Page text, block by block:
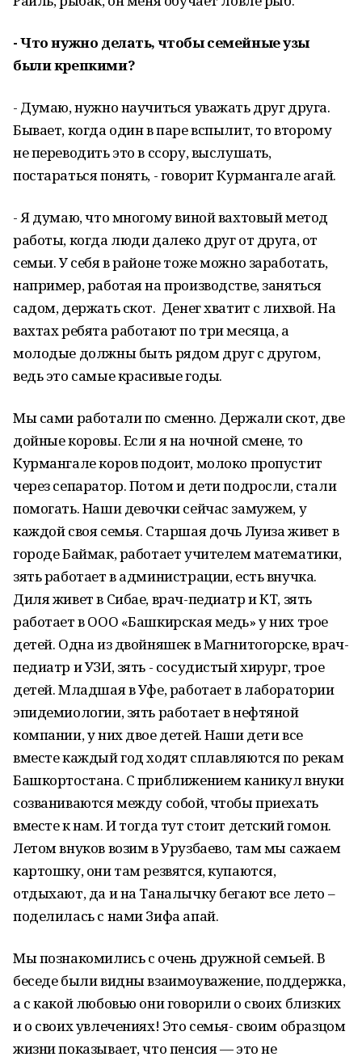
- Что нужно делать, чтобы семейные узы
были крепкими?
- Думаю, нужно научиться уважать друг друга.
Бывает, когда один в паре вспылит, то второму
не переводить это в ссору, выслушать,
постараться понять, - говорит Курмангале агай.
- Я думаю, что многому виной вахтовый метод
работы, когда люди далеко друг от друга, от
семьи. У себя в районе тоже можно заработать,
например, работая на производстве, заняться
садом, держать скот. Денег хватит с лихвой. На
вахтах ребята работают по три месяца, а
молодые должны быть рядом друг с другом,
ведь это самые красивые годы.
Мы сами работали по сменно. Держали скот, две
дойные коровы. Если я на ночной смене, то
Курмангале коров подоит, молоко пропустит
через сепаратор. Потом и дети подросли, стали
помогать. Наши девочки сейчас замужем, у
каждой своя семья. Старшая дочь Луиза живет в
городе Баймак, работает учителем математики,
зять работает в администрации, есть внучка.
Диля живет в Сибае, врач-педиатр и КТ, зять
работает в ООО «Башкирская медь» у них трое
детей. Одна из двойняшек в Магнитогорске, врач-
педиатр и УЗИ, зять - сосудистый хирург, трое
детей. Младшая в Уфе, работает в лаборатории
эпидемиологии, зять работает в нефтяной
компании, у них двое детей. Наши дети все
вместе каждый год ходят сплавляются по рекам
Башкортостана. С приближением каникул внуки
созваниваются между собой, чтобы приехать
вместе к нам. И тогда тут стоит детский гомон.
Летом внуков возим в Урузбаево, там мы сажаем
картошку, они там резвятся, купаются,
отдыхают, да и на Таналычку бегают все лето –
поделилась с нами Зифа апай.
Мы познакомились с очень дружной семьей. В
беседе были видны взаимоуважение, поддержка,
а с какой любовью они говорили о своих близких
и о своих увлечениях! Это семья- своим образцом
жизни показывает, что пенсия — это не